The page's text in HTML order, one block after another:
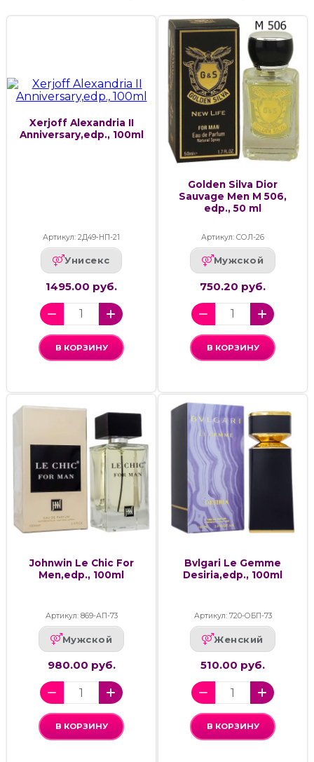
Xerjoff Alexandria II
Anniversary,edp., 100ml
Артикул: 2Д49-НП-21
Унисекс
1495.00 руб.
В КОРЗИНУ
Golden Silva Dior
Sauvage Men M 506,
edp., 50 ml
Артикул: СОЛ-26
Мужской
750.20 руб.
В КОРЗИНУ
Johnwin Le Chic For
Men,edp., 100ml
Артикул: 869-АП-73
Мужской
980.00 руб.
В КОРЗИНУ
Bvlgari Le Gemme
Desiria,edp., 100ml
Артикул: 720-ОБП-73
Женский
510.00 руб.
В КОРЗИНУ